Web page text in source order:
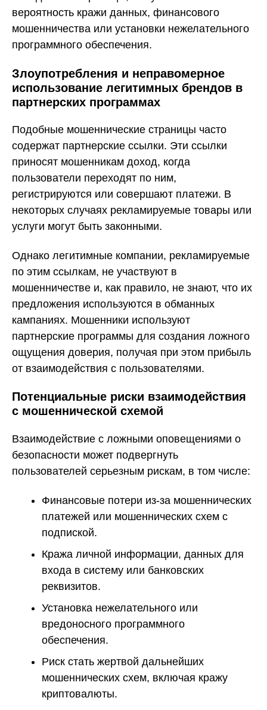
вероятность кражи данных, финансового
мошенничества или установки нежелательного
программного обеспечения.
Злоупотребления и неправомерное
использование легитимных брендов в
партнерских программах
Подобные мошеннические страницы часто
содержат партнерские ссылки. Эти ссылки
приносят мошенникам доход, когда
пользователи переходят по ним,
регистрируются или совершают платежи. В
некоторых случаях рекламируемые товары или
услуги могут быть законными.
Однако легитимные компании, рекламируемые
по этим ссылкам, не участвуют в
мошенничестве и, как правило, не знают, что их
предложения используются в обманных
кампаниях. Мошенники используют
партнерские программы для создания ложного
ощущения доверия, получая при этом прибыль
от взаимодействия с пользователями.
Потенциальные риски взаимодействия
с мошеннической схемой
Взаимодействие с ложными оповещениями о
безопасности может подвергнуть
пользователей серьезным рискам, в том числе:
Финансовые потери из-за мошеннических
платежей или мошеннических схем с
подпиской.
Кража личной информации, данных для
входа в систему или банковских
реквизитов.
Установка нежелательного или
вредоносного программного
обеспечения.
Риск стать жертвой дальнейших
мошеннических схем, включая кражу
криптовалюты.